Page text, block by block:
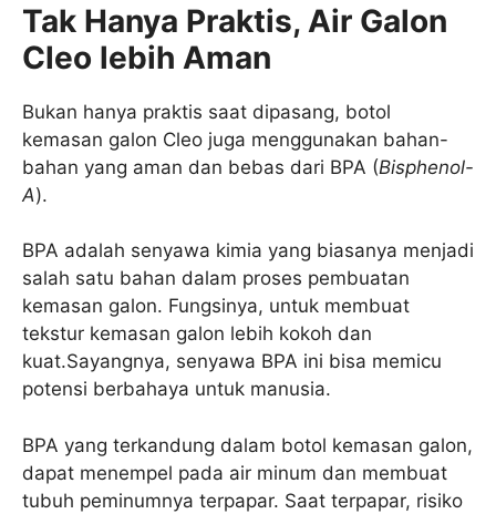
Tak Hanya Praktis, Air Galon
Cleo lebih Aman
Bukan hanya praktis saat dipasang, botol
kemasan galon Cleo juga menggunakan bahan-
bahan yang aman dan bebas dari BPA (Bisphenol-
A).
BPA adalah senyawa kimia yang biasanya menjadi
salah satu bahan dalam proses pembuatan
kemasan galon. Fungsinya, untuk membuat
tekstur kemasan galon lebih kokoh dan
kuat.Sayangnya, senyawa BPA ini bisa memicu
potensi berbahaya untuk manusia.
BPA yang terkandung dalam botol kemasan galon,
dapat menempel pada air minum dan membuat
tubuh peminumnya terpapar. Saat terpapar, risiko